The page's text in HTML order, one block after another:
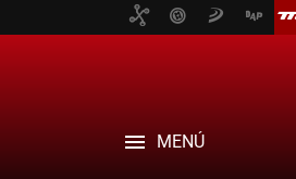
MENÚ